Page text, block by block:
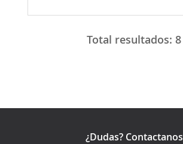
Total resultados: 8
¿Dudas? Contactanos